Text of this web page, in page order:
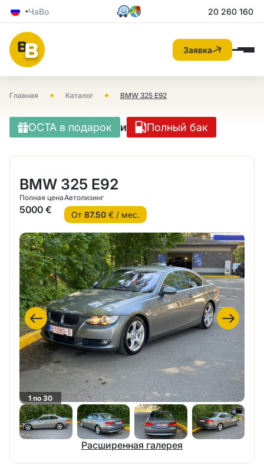
ЧаВо 20 260 160
Заявка
Главная • Каталог • BMW 325 E92
OCTA в подарок и Полный бак
BMW 325 E92
Полная цена
5000 €
Автолизинг
От 87.50€ / мес.
1 no 30
Расширенная галерея